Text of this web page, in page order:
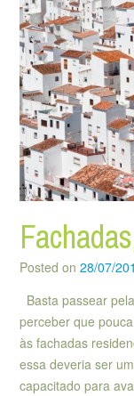
Posted on 28/07/
Basta passear
perceber que
às fachadas
essa deveria ser
capacitado para